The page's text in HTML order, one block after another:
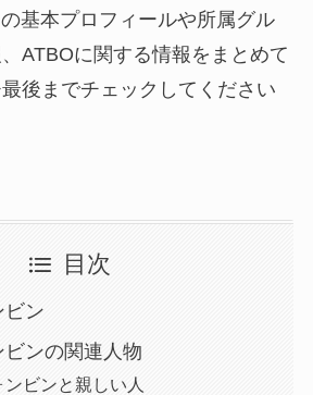
基本プロフィールや所属グル
ATBOに関する情報をまとめて
後までチェックしてください
目次
ビン
ンの関連人物
ビンと親しい人